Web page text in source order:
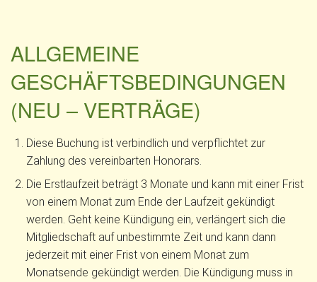
ALLGEMEINE
GESCHÄFTSBEDINGUNGEN
(NEU – VERTRÄGE)
Diese Buchung ist verbindlich und verpflichtet zur
Zahlung des vereinbarten Honorars.
Die Erstlaufzeit beträgt 3 Monate und kann mit einer Frist
von einem Monat zum Ende der Laufzeit gekündigt
werden. Geht keine Kündigung ein, verlängert sich die
Mitgliedschaft auf unbestimmte Zeit und kann dann
jederzeit mit einer Frist von einem Monat zum
Monatsende gekündigt werden. Die Kündigung muss in